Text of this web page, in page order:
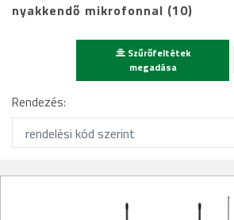
nyakkendő mikrofonnal (10)
Szűrőfeltétek
megadása
Rendezés: